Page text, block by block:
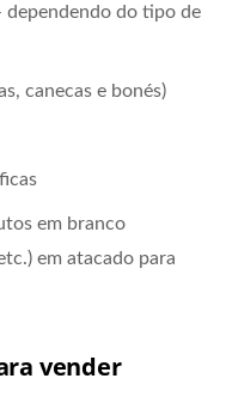
dependendo do tipo de
canecas e bonés)
em branco
em atacado para
vender